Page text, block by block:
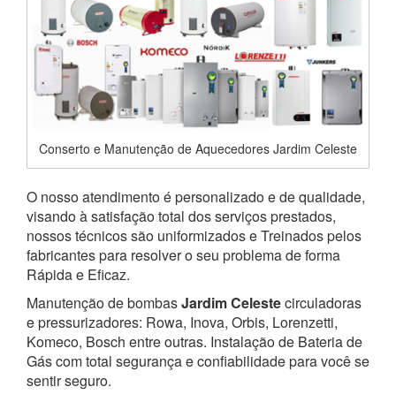
Conserto e Manutenção de Aquecedores Jardim Celeste
O nosso atendimento é personalizado e de qualidade,
visando à satisfação total dos serviços prestados,
nossos técnicos são uniformizados e Treinados pelos
fabricantes para resolver o seu problema de forma
Rápida e Eficaz.
Manutenção de bombasJardim Celestecirculadoras
e pressurizadores: Rowa, Inova, Orbis, Lorenzetti,
Komeco, Bosch entre outras. Instalação de Bateria de
Gás com total segurança e confiabilidade para você se
sentir seguro.